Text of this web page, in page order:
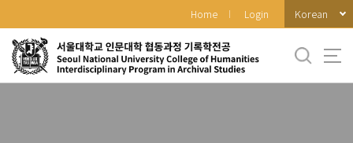
로
메
Home Login Korean